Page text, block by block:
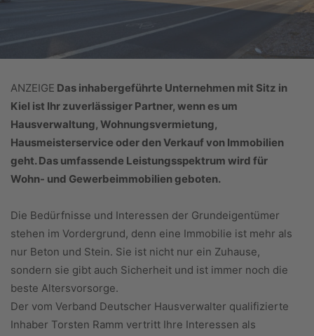
ANZEIGE Das inhabergeführte Unternehmen mit Sitz in
Kiel ist Ihr zuverlässiger Partner, wenn es um
Hausverwaltung, Wohnungsvermietung,
Hausmeisterservice oder den Verkauf von Immobilien
geht. Das umfassende Leistungsspektrum wird für
Wohn- und Gewerbeimmobilien geboten.
Die Bedürfnisse und Interessen der Grundeigentümer
stehen im Vordergrund, denn eine Immobilie ist mehr als
nur Beton und Stein. Sie ist nicht nur ein Zuhause,
sondern sie gibt auch Sicherheit und ist immer noch die
beste Altersvorsorge.
Der vom Verband Deutscher Hausverwalter qualifizierte
Inhaber Torsten Ramm vertritt Ihre Interessen als